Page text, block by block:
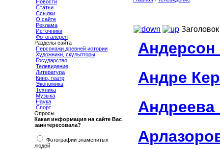
Новости
Статьи
Ссылки
О сайте
Реклама
Источники
Фотогалерея
Разделы сайта
Персонажи древней истории
Художники, скульпторы
Государство
Телевидение
Литература
Кино, театр
Экономика
Техника
Музыка
Наука
Спорт
Опросы
Какая информация на сайте Вас
заинтересовала?
Фотографии знаменитых
людей
Заголовок
Андре
Андреева